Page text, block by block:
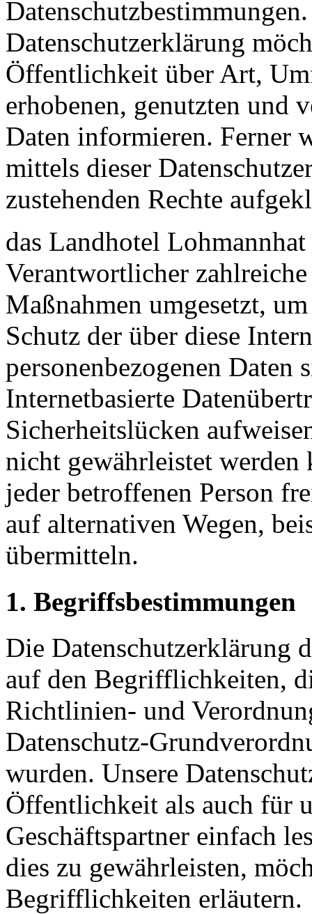
Datenschutzerklärung
Öffentlichkeit über Art,
erhobenen, genutzten und
Daten informieren. Ferner
mittels dieser
zustehenden Rechte
das Landhotel
Verantwortlicher
Maßnahmen umgesetzt,
Schutz der über diese
personenbezogenen Daten
Internetbasierte
Sicherheitslücken
nicht gewährleistet werden
jeder betroffenen Person
auf alternativen Wegen,
übermitteln.
1. Begriffsbestimmungen
Die Datenschutzerklärung
auf den Begrifflichkeiten,
Richtlinien- und
Datenschutz-
wurden. Unsere
Öffentlichkeit als auch für
Geschäftspartner einfach
dies zu gewährleisten,
Begrifflichkeiten erläutern.